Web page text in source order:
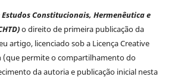
Estudos Constitucionais, Hermenêutica e
o direito de primeira publicação da
artigo, licenciado sob a Licença Creative
permite o compartilhamento do
da autoria e publicação inicial nesta